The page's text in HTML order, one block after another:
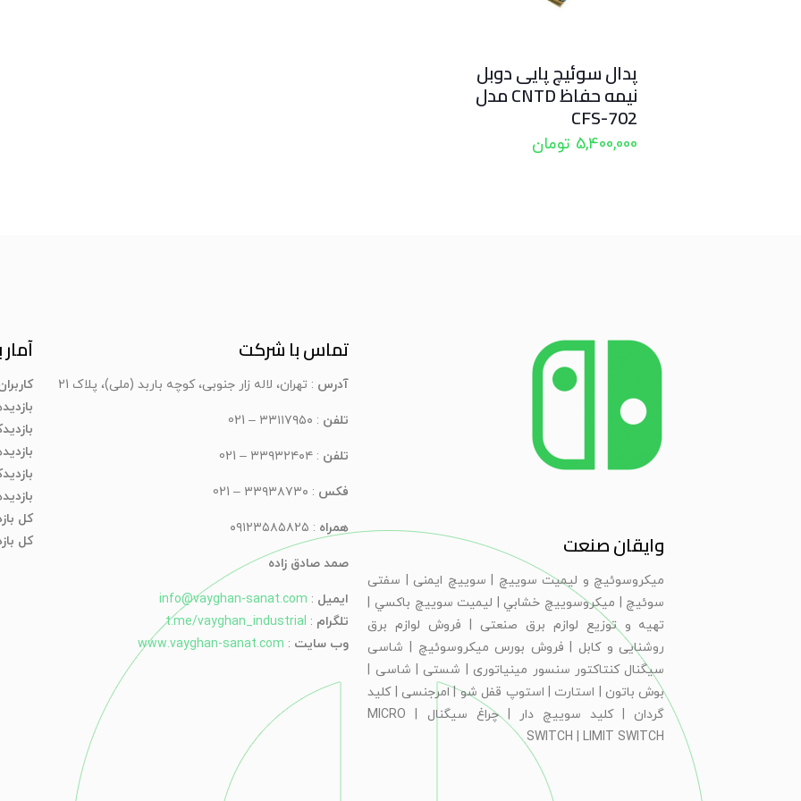
پدال سوئیچ پایی دوبل
نیمه حفاظ CNTD مدل
CFS-702
5,400,000 تومان
وایقان صنعت
ميكروسوئيچ و ليميت سوييچ | سویيچ ايمنی | سفتی
سوئيچ | ميكروسوييچ خشابي | ليميت سوييچ باكسي |
تهیه و توزیع لوازم برق صنعتی | فروش لوازم برق
روشنایی و کابل | فروش بورس میکروسوئیچ | شاسی
سیگنال کنتاکتور سنسور مینیاتوری | شستی | شاسی |
بوش باتون | استارت | استوپ قفل شو | امرجنسی | كليد
گردان | كليد سوييچ دار | چراغ سيگنال | MICRO
SWITCH | LIMIT SWITCH
تماس با شرکت
آدرس : تهران، لاله زار جنوبی، کوچه باربد (ملی)، پلاک 21
تلفن : ۳۳۱۱۷۹۵۰ – 021
تلفن : ۳۳۹۳۲۴۰۴ – 021
فکس : ۳۳۹۳۸۷۳۰ – 021
همراه : ۰۹۱۲۳۵۸۵۸۲۵
صمد صادق زاده
ایمیل :
info@vayghan-sanat.com
تلگرام :
t.me/vayghan_industrial
وب سایت :
www.vayghan-sanat.com
آمار
کل
کل